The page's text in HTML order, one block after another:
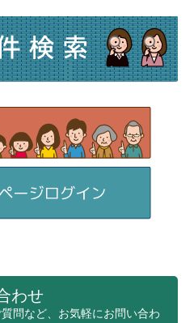
わせ
問など、お気軽にお問い合わ